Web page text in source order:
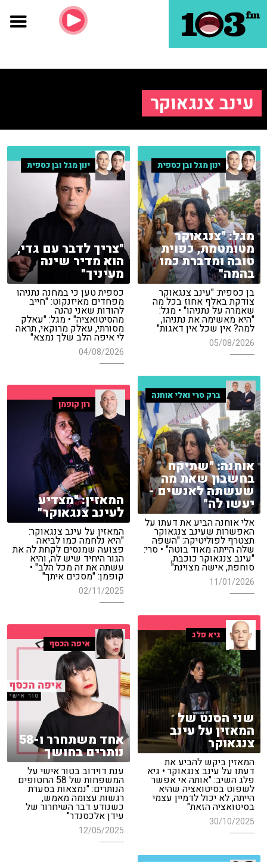
עינב צנגאוקר
ינון מגל ובן כספית
מגל: "צנגאוקר
מטומטמת, כפוית
טובה ומדברת כמו
בהמה"
בן כספית: "עינב צנגאוקר
צודקת באלף אחוז בכל מה
שאמרה על נתניהו" • מגל:
"היא מאשימה את נתניהו,
למה? אין שכל אין דאגות"
05/08/2026
ינון מגל ובן כספית
"צריך לדבר עם גדי,
הוא מדיר שינה
מעיניך"
כספית טען כי במחנה נתניהו
מפחדים מאיזנקוט: "חייב
להודות שאני נהנה
מהסיטואציה" • מגל: "עאלק
מסורתי, עאלק מרוקאי, תראה
לי איפה הלב שלך נמצא"
04/08/2026
ברק סרי ואלי אוחנה
אוחנה: "שתיקח
בחשבון שאת מה
שעשתה לאנשים -
יעשו לה"
אלי אוחנה הביע את דעתו על
האפשרות שעינב צנגאוקר
תצטרף לפוליטיקה: "השפה
שלה הייתה מאוד בוטה" • סרי:
"עינב צנגאוקר כוכבת,
סוחפת, אישה מצוינת"
11/01/2026
רון קופמן
המאזין: "מצדיע
לעינב צנגאוקר"
המאזין על עינב צנגאוקר:
"היא נלחמה כמו לביאה
פצועה שמנסים לקחת לה את
הגור היחיד שיש לה, והיא
עשתה את זה מכל הלב" •
קופמן: "מסכים איתך"
02/11/2025
גיא פלג
שני הסנט של
המאזין על עינב
צנגאוקר
המאזין ביקש להביע את
דעתו על עינב צנגאוקר • גיא
פלג השיב: "אותה אי אפשר
לשפוט בסיטואציה שהיא
הייתה, לא יכול לדמיין עצמי
בסיטואציה הזאת"
30/10/2025
איפה הכסף
אחד משתחרר ו-58
נותרים בחושך
ענת דוידוב בטור אישי על
המשפחות של 58 החטופים
הנותרים: "נמצאות בסערת
רגשות עצומה מאמש,
כשנודע דבר השיחרור של
עידן אלכסנדר"
12/05/2025